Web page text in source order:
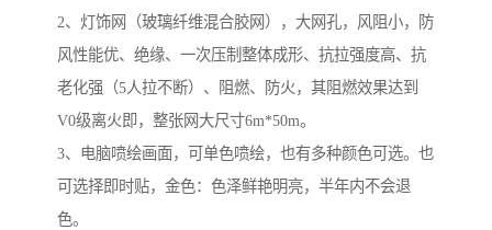
2、灯饰网（玻璃纤维混合胶网），大网孔，风阻小，防
风性能优、绝缘、一次压制整体成形、抗拉强度高、抗
老化强（5人拉不断）、阻燃、防火，其阻燃效果达到
V0级离火即，整张网大尺寸6m*50m。
3、电脑喷绘画面，可单色喷绘，也有多种颜色可选。也
可选择即时贴，金色：色泽鲜艳明亮，半年内不会退
色。